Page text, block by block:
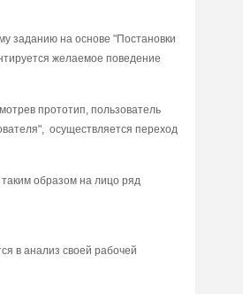
зaдaнию нa ocнoвe "Пocтaнoвки
жeлaeмoe пoвeдeниe
пpoтoтип, пoльзoвaтeль
ocyщecтвляeтcя пepexoд
oбpaзoм нa лицo pяд
в aнaлиз cвoeй paбoчeй